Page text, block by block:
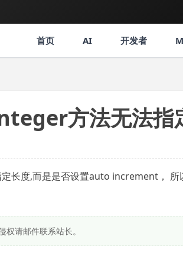
首页 AI 开发者
方法无法指
长度,而是是否设置auto increment，
请邮件联系站长。